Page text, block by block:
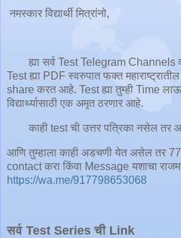
नमस्कार विद्यार्थी मित्रांनो,
ह्या सर्व Test Telegram Channels
Test ह्या PDF स्वरुपात फक्त महाराष्ट्रातील
share करत आहे. Test ह्या तुम्ही Time
विद्यार्थ्यासाठी एक अमृत ठरणार आहे.
काही test ची उत्तर पत्रिका नसेल तर
आणि तुम्हाला काही अडचणी येत असेल तर
contact करा किंवा Message यशाचा
https://wa.me/917798653068
सर्व Test Series ची Link